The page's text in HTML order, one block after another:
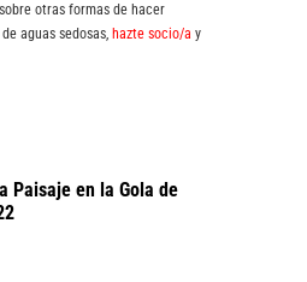
otras formas de hacer
aguas sedosas, hazte socio/a y
Paisaje en la Gola de